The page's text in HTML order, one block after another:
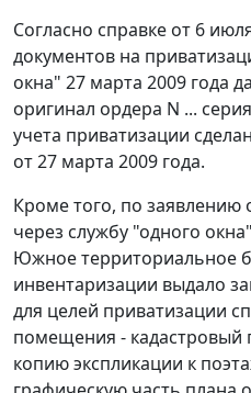
Согласно справке от 6
документов на
окна" 27 марта 2009 года
оригинал ордера N ...
учета приватизации
от 27 марта 2009 года.
Кроме того, по
через службу "одного
Южное территориальное
инвентаризации выдало
для целей приватизации
помещения -
копию экспликации к